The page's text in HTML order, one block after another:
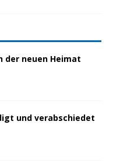
der neuen Heimat
und verabschiedet